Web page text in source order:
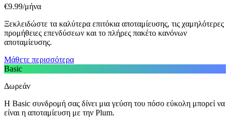
€9.99/μήνα
Ξεκλειδώστε τα καλύτερα επιτόκια αποταμίευσης, τις χαμηλότερες
προμήθειες επενδύσεων και το πλήρες πακέτο κανόνων
αποταμίευσης.
Μάθετε περισσότερα
Basic
Δωρεάν
Η Basic συνδρομή σας δίνει μια γεύση του πόσο εύκολη μπορεί να
είναι η αποταμίευση με την Plum.